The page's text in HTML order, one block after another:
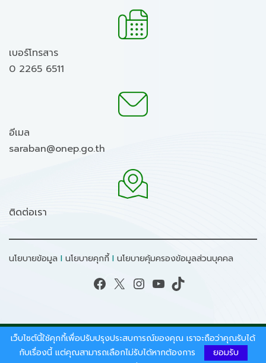
เบอร์โทรสาร
0 2265 6511
อีเมล
saraban@onep.go.th
ติดต่อเรา
นโยบายข้อมูล I นโยบายคุกกี้ I นโยบายคุ้มครองข้อมูลส่วนบุคคล
Facebook X Instagram YouTube TikTok
สงวนลิขสิทธิ์ © 2026 - สำนักงานนโยบายและแผน
ทรัพยากรธรรมชาติและสิ่งแวดล้อม.
เว็บไซต์นี้ใช้คุกกี้เพื่อปรับปรุงประสบการณ์ของคุณ เราจะถือว่าคุณรับได้
กับเรื่องนี้ แต่คุณสามารถเลือกไม่รับได้หากต้องการ
ยอมรับ